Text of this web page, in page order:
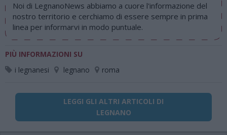
Noi di LegnanoNews abbiamo a cuore l'informazione del
nostro territorio e cerchiamo di essere sempre in prima
linea per informarvi in modo puntuale.
PIÙ INFORMAZIONI SU
i legnanesi
legnano roma
LEGGI GLI ALTRI ARTICOLI DI
LEGNANO